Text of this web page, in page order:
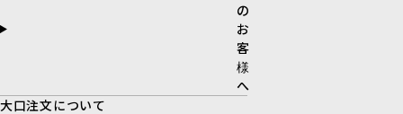
の
お
客
様
へ
大口注文について